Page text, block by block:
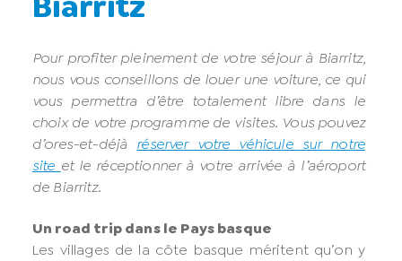
Pour profiter pleinement de votre séjour à Biarritz,
nous vous conseillons de louer une voiture, ce qui
vous permettra d’être totalement libre dans le
choix de votre programme de visites. Vous pouvez
d’ores-et-déjà réserver votre véhicule sur notre
site et le réceptionner à votre arrivée à l’aéroport
de Biarritz.
Un road trip dans le Pays basque
Les villages de la côte basque méritent qu’on y